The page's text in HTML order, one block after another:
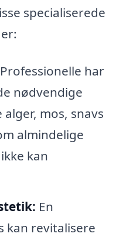
specialiserede
Professionelle har
nødvendige
mos, snavs
almindelige
kan
En
kan revitalisere